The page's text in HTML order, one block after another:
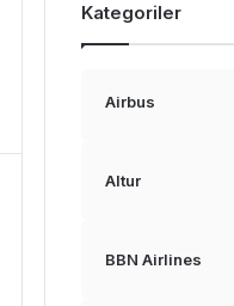
Kategoriler
Airbus
Altur
BBN Airlines